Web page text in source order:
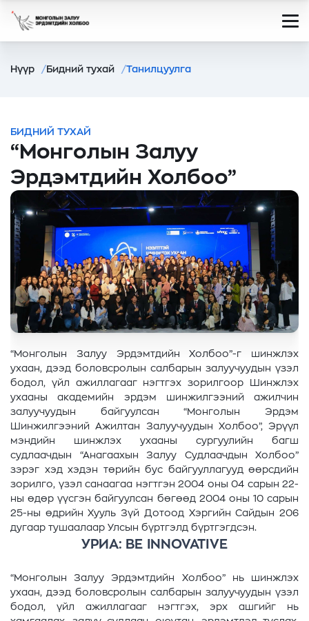
Нүүр Бидний тухай Танилцуулга
БИДНИЙ ТУХАЙ
“Монголын Залуу
Эрдэмтдийн Холбоо”
“Монголын Залуу Эрдэмтдийн Холбоо”-г шинжлэх
ухаан, дээд боловсролын салбарын залуучуудын үзэл
бодол, үйл ажиллагааг нэгтгэх зорилгоор Шинжлэх
ухааны академийн эрдэм шинжилгээний ажилчин
залуучуудын байгуулсан “Монголын Эрдэм
Шинжилгээний Ажилтан Залуучуудын Холбоо”, Эрүүл
мэндийн шинжлэх ухааны сургуулийн багш
судлаачдын “Анагаахын Залуу Судлаачдын Холбоо”
зэрэг хэд хэдэн төрийн бус байгууллагууд өөрсдийн
зорилго, үзэл санаагаа нэгтгэн 2004 оны 04 сарын 22-
ны өдөр үүсгэн байгуулсан бөгөөд 2004 оны 10 сарын
25-ны өдрийн Хууль Зүй Дотоод Хэргийн Сайдын 206
дугаар тушаалаар Улсын бүртгэлд бүртгэгдсэн.
УРИА: BE INNOVATIVE
“Монголын Залуу Эрдэмтдийн Холбоо” нь шинжлэх
ухаан, дээд боловсролын салбарын залуучуудын үзэл
бодол, үйл ажиллагааг нэгтгэх, эрх ашгийг нь